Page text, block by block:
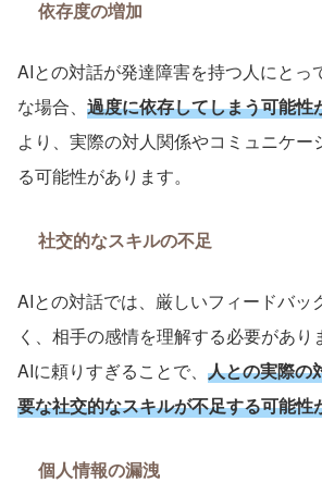
依存度の増加
AIとの対話が発達障害を持つ人にとっ
な場合、 過度に依存してしまう可能性
より、実際の対人関係やコミュニケー
る可能性があります。
社交的なスキルの不足
AIとの対話では、厳しいフィードバッ
く、相手の感情を理解する必要があり
AIに頼りすぎることで、 人との実際の
要な社交的なスキルが不足する可能性
個人情報の漏洩